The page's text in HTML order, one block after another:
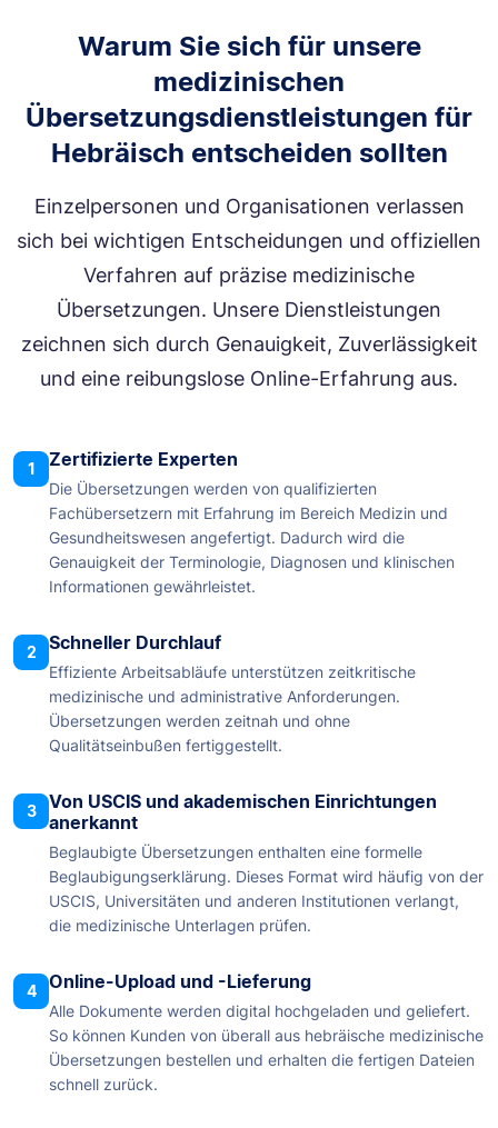
Warum Sie sich für unsere
medizinischen
Übersetzungsdienstleistungen für
Hebräisch entscheiden sollten
Einzelpersonen und Organisationen verlassen
sich bei wichtigen Entscheidungen und offiziellen
Verfahren auf präzise medizinische
Übersetzungen. Unsere Dienstleistungen
zeichnen sich durch Genauigkeit, Zuverlässigkeit
und eine reibungslose Online-Erfahrung aus.
1 Zertifizierte Experten
Die Übersetzungen werden von qualifizierten
Fachübersetzern mit Erfahrung im Bereich Medizin und
Gesundheitswesen angefertigt. Dadurch wird die
Genauigkeit der Terminologie, Diagnosen und klinischen
Informationen gewährleistet.
2 Schneller Durchlauf
Effiziente Arbeitsabläufe unterstützen zeitkritische
medizinische und administrative Anforderungen.
Übersetzungen werden zeitnah und ohne
Qualitätseinbußen fertiggestellt.
3
Von USCIS und akademischen Einrichtungen
anerkannt
Beglaubigte Übersetzungen enthalten eine formelle
Beglaubigungserklärung. Dieses Format wird häufig von der
USCIS, Universitäten und anderen Institutionen verlangt,
die medizinische Unterlagen prüfen.
4 Online-Upload und -Lieferung
Alle Dokumente werden digital hochgeladen und geliefert.
So können Kunden von überall aus hebräische medizinische
Übersetzungen bestellen und erhalten die fertigen Dateien
schnell zurück.